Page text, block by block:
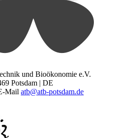
und Bioökonomie e.V.
Potsdam | DE
Mail atb@atb-potsdam.de